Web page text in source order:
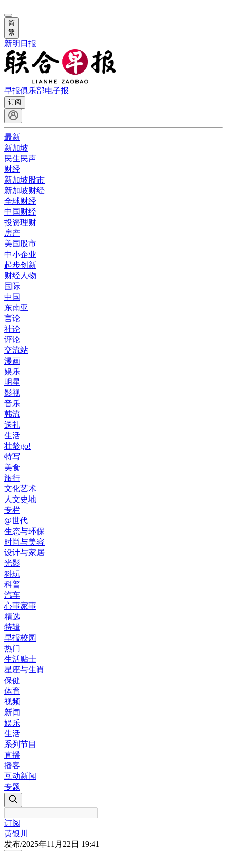
简
繁
新明日报
早报俱乐部电子报
订阅
最新
新加坡
民生民声
财经
新加坡股市
新加坡财经
全球财经
中国财经
投资理财
房产
美国股市
中小企业
起步创新
财经人物
国际
中国
东南亚
言论
社论
评论
交流站
漫画
娱乐
明星
影视
音乐
韩流
送礼
生活
壮龄go!
特写
美食
旅行
文化艺术
人文史地
专栏
@世代
生态与环保
时尚与美容
设计与家居
光影
科玩
科普
汽车
心事家事
精选
特辑
早报校园
热门
生活贴士
星座与生肖
保健
体育
视频
新闻
娱乐
生活
系列节目
直播
播客
互动新闻
专题
订阅
黄银川
发布/2025年11月22日 19:41